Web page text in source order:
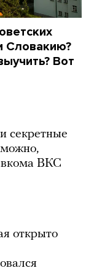
Словакию?
Вот
секретные
ВКС
открыто